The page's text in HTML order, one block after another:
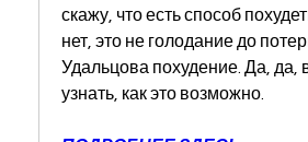
скажу, что есть способ
нет, это не голодание до
Удальцова похудение. Да,
узнать, как это возможно.